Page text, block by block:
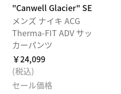
"Canwell Glacier" SE
メンズ ナイキ ACG
Therma-FIT ADV サッ
カーパンツ
￥24,099
(税込)
セール価格